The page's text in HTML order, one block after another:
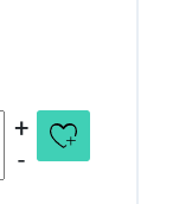
+
-